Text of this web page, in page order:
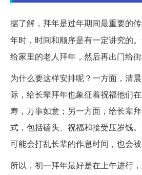
据了解，拜年是过年期间最重要的
年时，时间和顺序是有一定讲究的
给家里的老人拜年，然后再出门给街
为什么要这样安排呢？一方面，清
际，给长辈拜年也象征着祝福他们
寿，万事如意；另一方面，给长辈
式，包括磕头、祝福和接受压岁钱
可能会打乱长辈的作息时间，也会被
所以，初一拜年最好是在上午进行